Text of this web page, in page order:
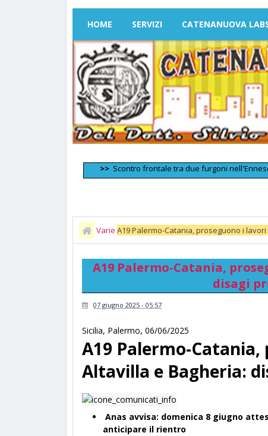
HOME SERVIZI CATENANUOVA
Scontro frontale tra due furgoni nell'Ennese: due
Varie A19 Palermo-Catania, proseguono i
A19 Palermo-Catania,
disagi
07 giugno 2025 - 05:57
Sicilia, Palermo, 06/06/2025
A19 Palermo-
Altavilla e Bagheria:
Anas avvisa: domenica 8 giugno
anticipare il rientro